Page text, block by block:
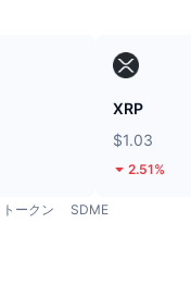
XRP
$1.03
2.51%
トークン SDME